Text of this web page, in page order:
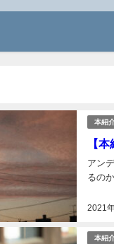
本紹
【
2021
アン
るの
本紹